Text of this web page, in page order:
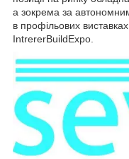
а зокрема за
в профільових
IntrererBuildExpo.